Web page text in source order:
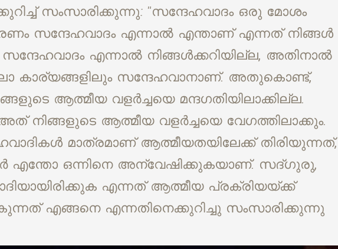
സംസാരിക്കുന്നു: "സന്ദേഹവാദം ഒരു മോശം
സന്ദേഹവാദം എന്നാൽ എന്താണ് എന്നത് നിങ്ങൾ
സന്ദേഹവാദം എന്നാൽ നിങ്ങൾക്കറിയില്ല, അതിനാൽ
കാര്യങ്ങളിലും സന്ദേഹവാനാണ്. അതുകൊണ്ട്,
ആത്മീയ വളർച്ചയെ മന്ദഗതിയിലാക്കില്ല.
നിങ്ങളുടെ ആത്മീയ വളർച്ചയെ വേഗത്തിലാക്കും.
മാത്രമാണ് ആത്മീയതയിലേക്ക് തിരിയുന്നത്,
എന്തോ ഒന്നിനെ അന്വേഷിക്കുകയാണ്. സദ്ഗുരു,
എന്നത് ആത്മീയ പ്രക്രിയയ്ക്ക്
എങ്ങനെ എന്നതിനെക്കുറിച്ചു സംസാരിക്കുന്നു